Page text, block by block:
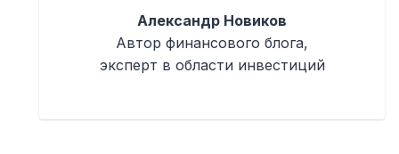
Александр Новиков
Автор финансового блога,
эксперт в области инвестиций